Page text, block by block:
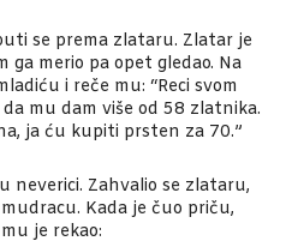
se prema zlataru. Zlatar je
ga merio pa opet gledao. Na
i reče mu: “Reci svom
mu dam više od 58 zlatnika.
ja ću kupiti prsten za 70.”
neverici. Zahvalio se zlataru,
Kada je čuo priču,
je rekao: